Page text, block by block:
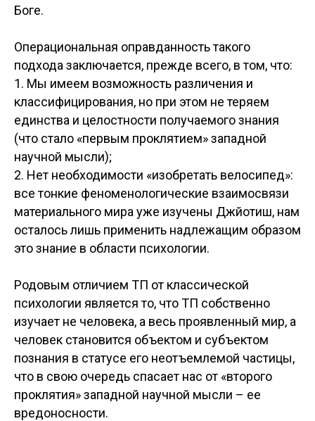
Боге.
Операциональная оправданность такого
подхода заключается, прежде всего, в том, что:
1. Мы имеем возможность различения и
классифицирования, но при этом не теряем
единства и целостности получаемого знания
(что стало «первым проклятием» западной
научной мысли);
2. Нет необходимости «изобретать велосипед»:
все тонкие феноменологические взаимосвязи
материального мира уже изучены Джйотиш, нам
осталось лишь применить надлежащим образом
это знание в области психологии.
Родовым отличием ТП от классической
психологии является то, что ТП собственно
изучает не человека, а весь проявленный мир, а
человек становится объектом и субъектом
познания в статусе его неотъемлемой частицы,
что в свою очередь спасает нас от «второго
проклятия» западной научной мысли – ее
вредоносности.